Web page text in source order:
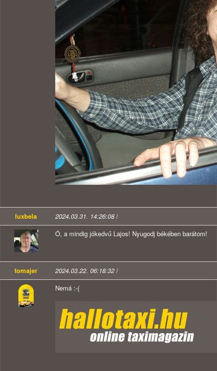
luxbela 2024.03.31. 14:26:08 /
Ó, a mindig jókedvű Lajos! Nyugodj békében barátom!
tomajer 2024.03.22. 06:18:32/
Nemá :-(